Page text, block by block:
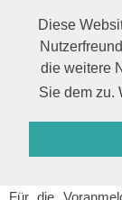
Wenn Sie zum
unter
werden
Für die
Diese
die weitere
Sie dem zu.